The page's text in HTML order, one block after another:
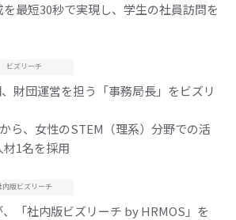
最短30秒で実現し、学生の社員訪問を
ビズリーチ
財団運営を担う「事務局長」をビズリ
ら、女性のSTEM（理系）分野での活
1名を採用
内版ビズリーチ
「社内版ビズリーチ by HRMOS」を